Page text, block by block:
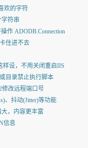
欢的字符
符串
作 ADODB.Connection
住进不去
样设，不用关闭重启IIS
目录禁止执行脚本
修改远程端口号
、抖动(Jitter)等功能
大，内容更丰富
信息